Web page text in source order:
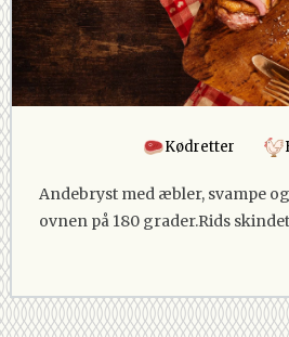
Kødretter
Andebryst med æbler, svampe
ovnen på 180 grader.Rids